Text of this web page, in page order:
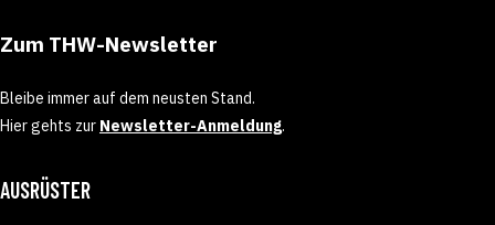
Zum THW-Newsletter
Bleibe immer auf dem neusten Stand.
Hier gehts zur Newsletter-Anmeldung.
AUSRÜSTER